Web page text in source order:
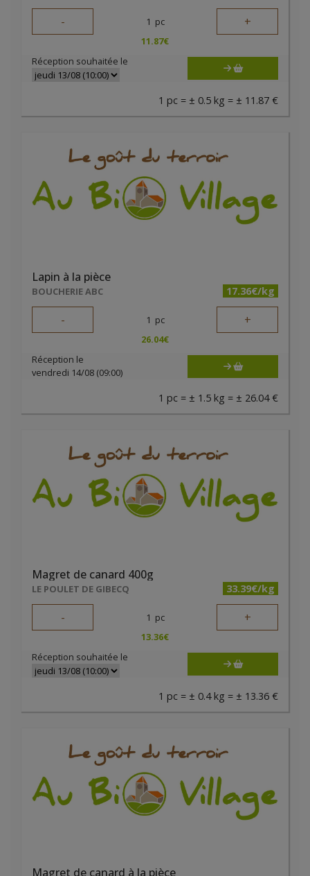
- 1 pc +
11.87€
Réception souhaitée le
1 pc = ± 0.5 kg = ± 11.87 €
Lapin à la pièce
BOUCHERIE ABC 17.36€/kg
- 1 pc +
26.04€
Réception le
vendredi 14/08 (09:00)
1 pc = ± 1.5 kg = ± 26.04 €
Magret de canard 400g
LE POULET DE GIBECQ 33.39€/kg
- 1 pc +
13.36€
Réception souhaitée le
1 pc = ± 0.4 kg = ± 13.36 €
Magret de canard à la pièce